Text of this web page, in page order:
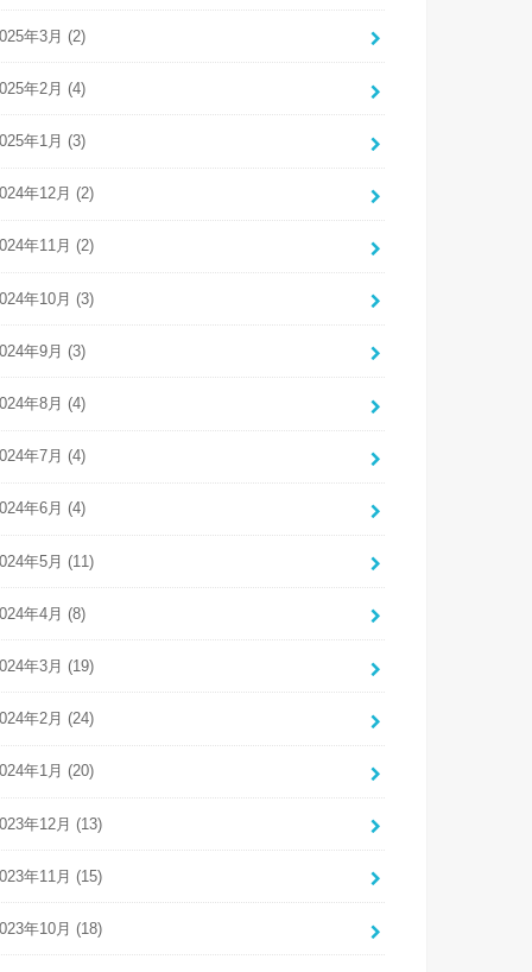
年3月 (2)
年2月 (4)
年1月 (3)
年12月 (2)
年11月 (2)
年10月 (3)
年9月 (3)
年8月 (4)
年7月 (4)
年6月 (4)
年5月 (11)
年4月 (8)
年3月 (19)
年2月 (24)
年1月 (20)
年12月 (13)
年11月 (15)
年10月 (18)